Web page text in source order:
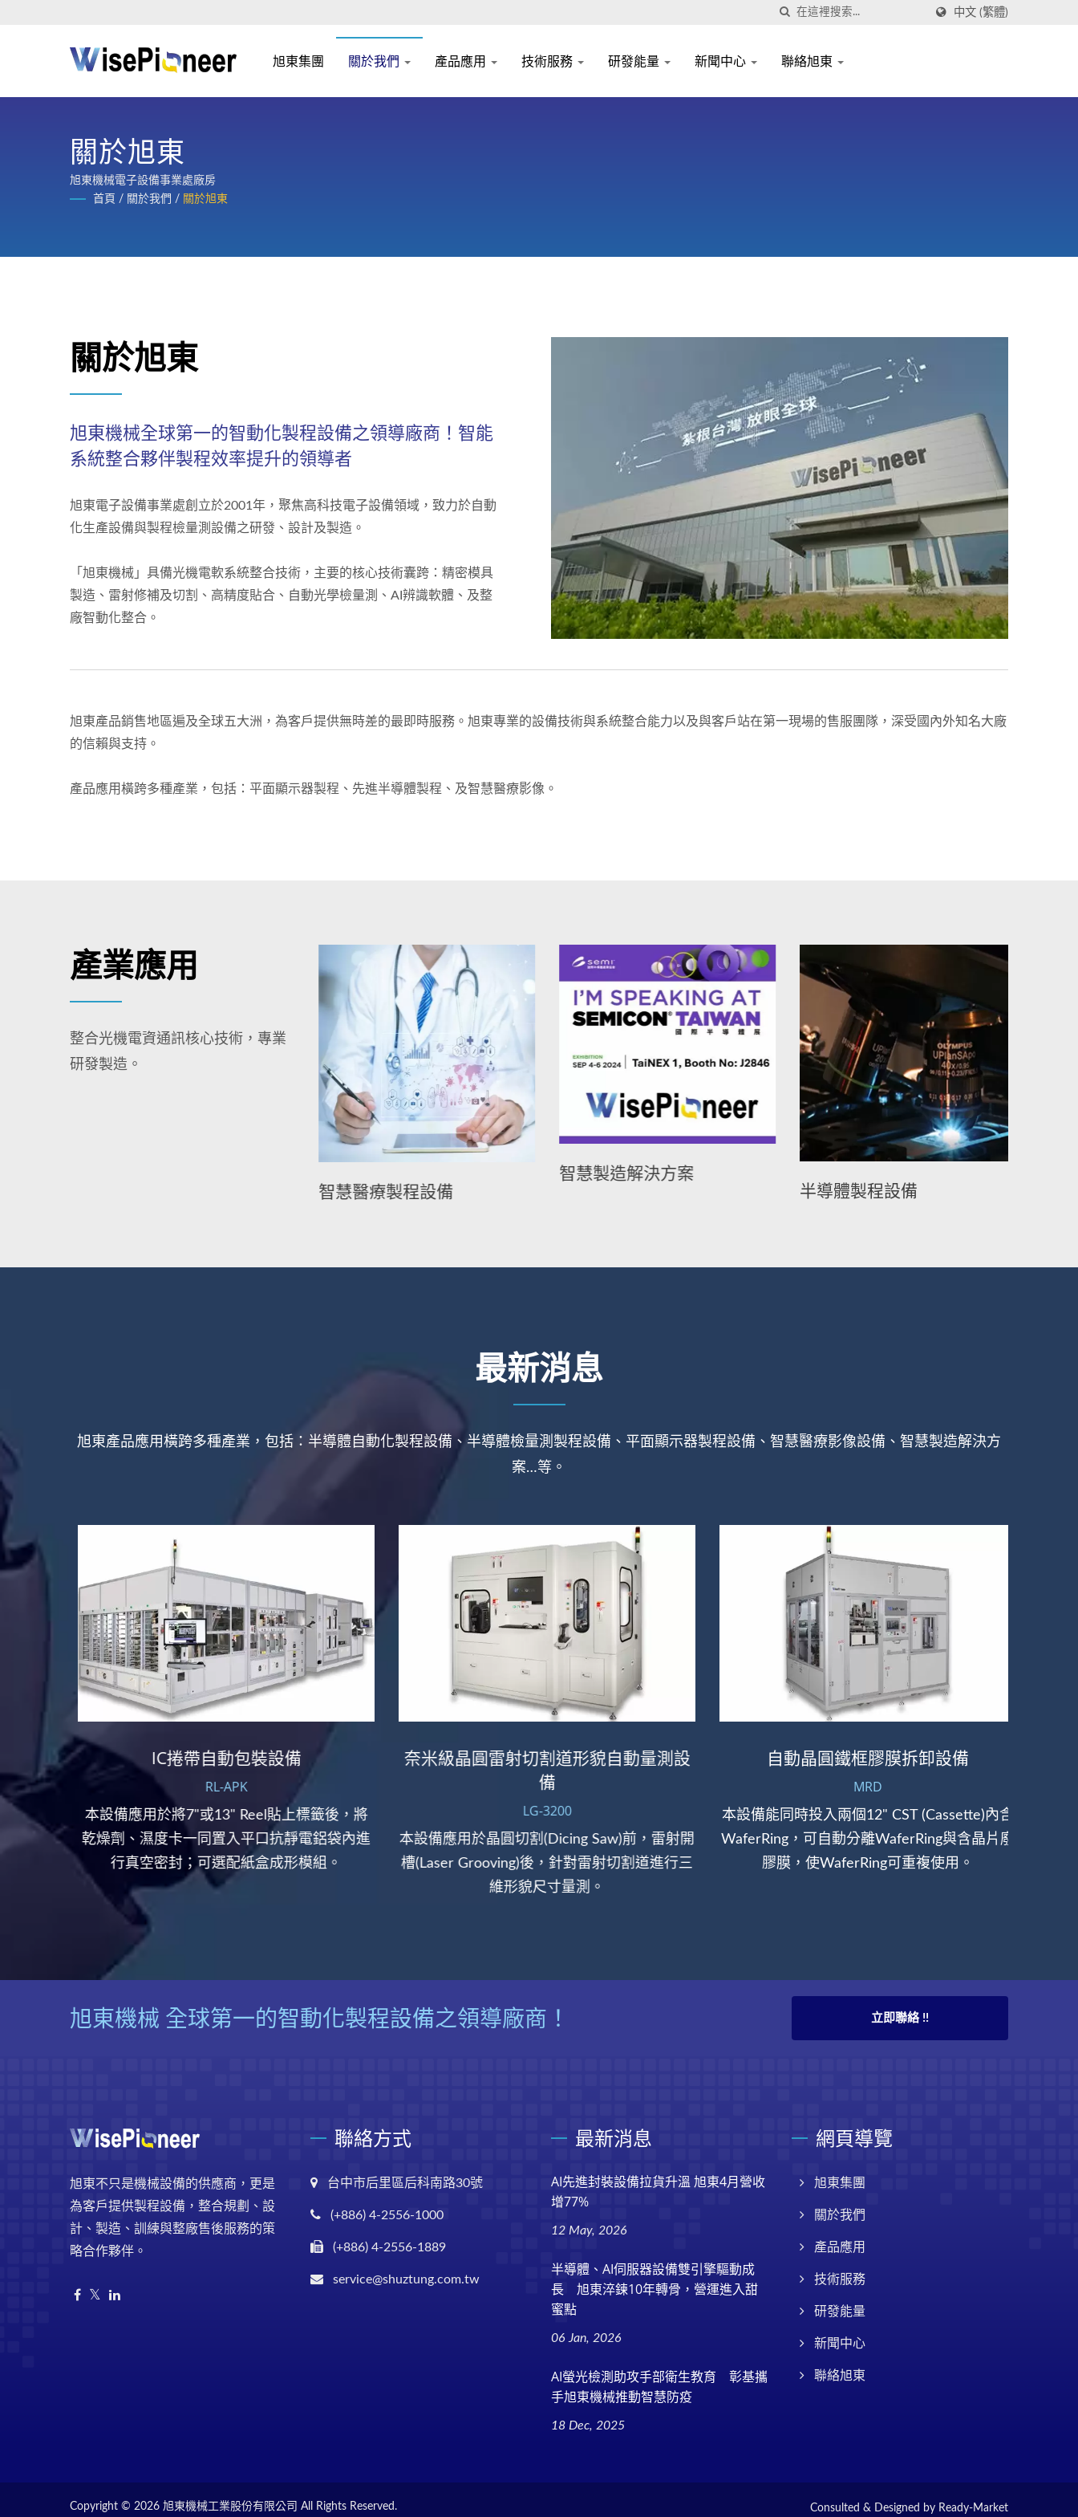
中文 (繁體)
旭東集團 關於我們 產品應用 技術服務 研發能量 新聞中心 聯絡旭東
關於旭東
旭東機械電子設備事業處廠房
首頁 / 關於我們 / 關於旭東
關於旭東
旭東機械全球第一的智動化製程設備之領導廠商！智能
系統整合夥伴製程效率提升的領導者
旭東電子設備事業處創立於2001年，聚焦高科技電子設備領域，致力於自動
化生產設備與製程檢量測設備之研發、設計及製造。
「旭東機械」具備光機電軟系統整合技術，主要的核心技術囊跨：精密模具
製造、雷射修補及切割、高精度貼合、自動光學檢量測、AI辨識軟體、及整
廠智動化整合。
旭東產品銷售地區遍及全球五大洲，為客戶提供無時差的最即時服務。旭東專業的設備技術與系統整合能力以及與客戶站在第一現場的售服團隊，深受國內外知名大廠
的信賴與支持。
產品應用橫跨多種產業，包括：平面顯示器製程、先進半導體製程、及智慧醫療影像。
產業應用
整合光機電資通訊核心技術，專業
研發製造。
智慧醫療製程設備
智慧製造解決方案
半導體製程設備
最新消息
旭東產品應用橫跨多種產業，包括：半導體自動化製程設備、半導體檢量測製程設備、平面顯示器製程設備、智慧醫療影像設備、智慧製造解決方
案…等。
速飛
IC捲帶自動包裝設備
RL-APK
本設備應用於將7"或13" Reel貼上標籤後，將
乾燥劑、濕度卡一同置入平口抗靜電鋁袋內進
行真空密封；可選配紙盒成形模組。
奈米級晶圓雷射切割道形貌自動量測設
備
LG-3200
本設備應用於晶圓切割(Dicing Saw)前，雷射開
槽(Laser Grooving)後，針對雷射切割道進行三
維形貌尺寸量測。
自動晶圓鐵框膠膜拆卸設備
MRD
本設備能同時投入兩個12" CST (Cassette)內含
WaferRing，可自動分離WaferRing與含晶片廢
膠膜，使WaferRing可重複使用。
旭東機械 全球第一的智動化製程設備之領導廠商！ 立即聯絡 !!
旭東不只是機械設備的供應商，更是
為客戶提供製程設備，整合規劃、設
計、製造、訓練與整廠售後服務的策
略合作夥伴。
聯絡方式
台中市后里區后科南路30號
(+886) 4-2556-1000
(+886) 4-2556-1889
service@shuztung.com.tw
最新消息
AI先進封裝設備拉貨升溫 旭東4月營收
增77%
12 May, 2026
半導體、AI伺服器設備雙引擎驅動成
長 旭東淬鍊10年轉骨，營運進入甜
蜜點
06 Jan, 2026
AI螢光檢測助攻手部衛生教育 彰基攜
手旭東機械推動智慧防疫
18 Dec, 2025
網頁導覽
旭東集團
關於我們
產品應用
技術服務
研發能量
新聞中心
聯絡旭東
Copyright © 2026 旭東機械工業股份有限公司 All Rights Reserved. Consulted & Designed by Ready-Market